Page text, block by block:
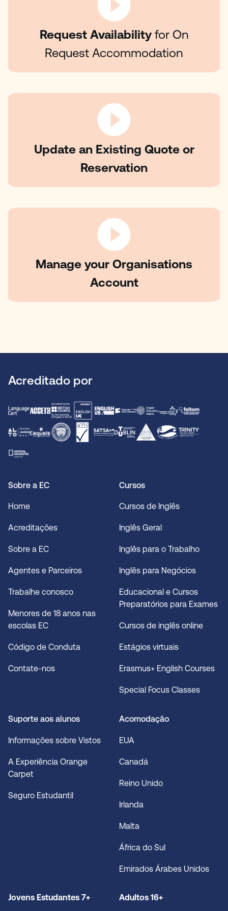
Request Availability for On
Request Accommodation
Update an Existing Quote or
Reservation
Manage your Organisations
Account
Acreditado por
Sobre a EC
Home
Acreditações
Sobre a EC
Agentes e Parceiros
Trabalhe conosco
Menores de 18 anos nas
escolas EC
Código de Conduta
Contate-nos
Cursos
Cursos de Inglês
Inglês Geral
Inglês para o Trabalho
Inglês para Negócios
Educacional e Cursos
Preparatórios para Exames
Cursos de inglês online
Estágios virtuais
Erasmus+ English Courses
Special Focus Classes
Suporte aos alunos
Informações sobre Vistos
A Experiência Orange
Carpet
Seguro Estudantil
Acomodação
EUA
Canadá
Reino Unido
Irlanda
Malta
África do Sul
Emirados Árabes Unidos
Jovens Estudantes 7+ Adultos 16+